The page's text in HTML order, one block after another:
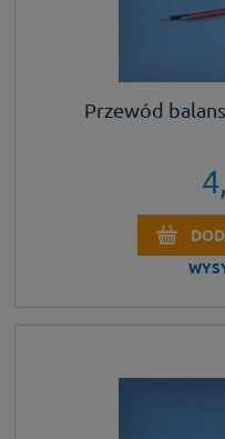
Przewód